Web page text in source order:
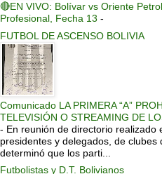
🔴EN VIVO: Bolívar vs Oriente
Profesional, Fecha 13 -
FUTBOL DE ASCENSO BOLIVIA
Comunicado LA PRIMERA “A”
TELEVISIÓN O STREAMING DE
- En reunión de directorio realizado
presidentes y delegados, de clubes
determinó que los parti...
Futbolistas y D.T. Bolivianos